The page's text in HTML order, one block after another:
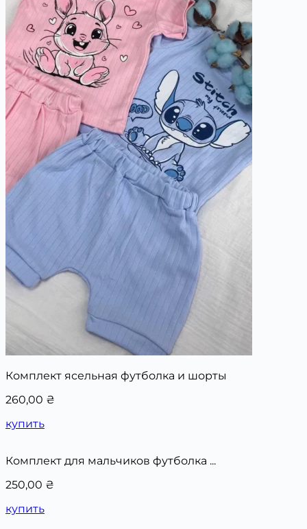
Комплект ясельная футболка и шорты
260,00 ₴
купить
Комплект для мальчиков футболка ...
250,00 ₴
купить